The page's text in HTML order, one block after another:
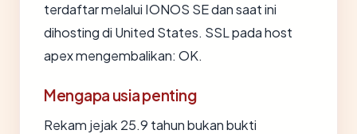
terdaftar melalui IONOS SE dan saat ini
dihosting di United States. SSL pada host
apex mengembalikan: OK.
Mengapa usia penting
Rekam jejak 25.9 tahun bukan bukti